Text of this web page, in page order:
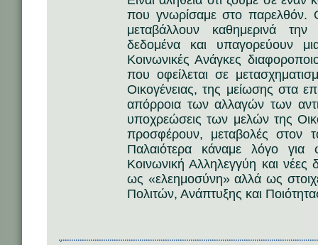
που γνωρίσαμε στο παρελθόν.
μεταβάλλουν καθημερινά
δεδομένα και υπαγορεύουν
Κοινωνικές Ανάγκες
που οφείλεται σε
Οικογένειας, της μείωσης στα
απόρροια των αλλαγών των
υποχρεώσεις των μελών της
προσφέρουν, μεταβολές στον
Παλαιότερα κάναμε λόγο για
Κοινωνική Αλληλεγγύη και νέες
ως «ελεημοσύνη» αλλά ως
Πολιτών, Ανάπτυξης και